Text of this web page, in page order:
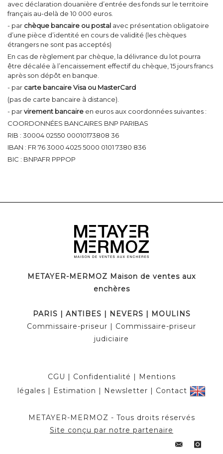
avec déclaration douanière d’entrée des fonds sur le territoire
français au-delà de 10 000 euros.
- par chèque bancaire ou postal avec présentation obligatoire
d’une pièce d’identité en cours de validité (les chèques
étrangers ne sont pas acceptés)
En cas de règlement par chèque, la délivrance du lot pourra
être décalée à l’encaissement effectif du chèque, 15 jours francs
après son dépôt en banque.
- par carte bancaire Visa ou MasterCard
(pas de carte bancaire à distance).
- parvirement bancaire en euros aux coordonnées suivantes :
COORDONNÉES BANCAIRES BNP PARIBAS
RIB : 30004 02550 00010173808 36
IBAN : FR 76 3000 4025 5000 0101 7380 836
BIC : BNPAFR PPPOP
METAYER-MERMOZ Maison de ventes aux
enchères
PARIS | ANTIBES | NEVERS | MOULINS
Commissaire-priseur | Commissaire-priseur
judiciaire
CGU Confidentialité
Mentions
légales | Estimation | Newsletter | Contact
METAYER-MERMOZ - Tous droits réservés
Site conçu par notre partenaire